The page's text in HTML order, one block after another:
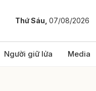
Thứ Sáu, 07/08/2026
Người giữ lửa Media